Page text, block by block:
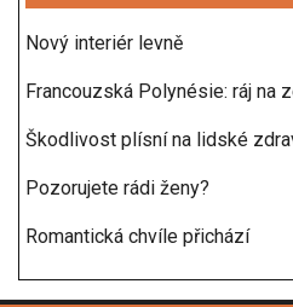
Nový interiér levně
Francouzská Polynésie: ráj na
Škodlivost plísní na lidské
Pozorujete rádi ženy?
Romantická chvíle přichází